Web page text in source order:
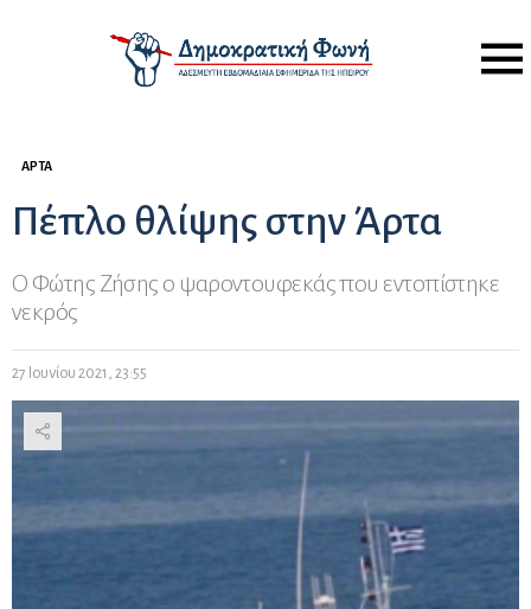
Menu
ΆΡΤΑ
Πέπλο θλίψης στην Άρτα
Ο Φώτης Ζήσης ο ψαροντουφεκάς που εντοπίστηκε
νεκρός
27 Ιουνίου 2021, 23:55